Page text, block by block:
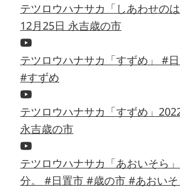
テツロウハナサカ「しあわせの
12月25日 永吉歳の市
テツロウハナサカ「すずめ」 #
#すずめ
テツロウハナサカ「すずめ」
永吉歳の市
テツロウハナサカ「あおいそら
分。 #日置市 #歳の市 #あおいそ